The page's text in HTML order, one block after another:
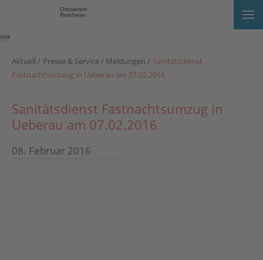
Ortsverein
Reinheim
Aktuell Presse & Service Meldungen
Sanitätsdienst
Fastnachtsumzug in Ueberau am 07.02.2016
Sanitätsdienst Fastnachtsumzug in
Ueberau am 07.02.2016
08. Februar 2016